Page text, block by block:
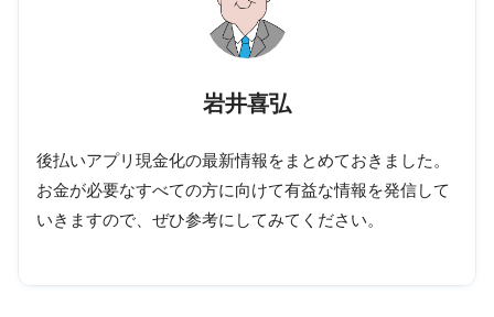
岩井喜弘
後払いアプリ現金化の最新情報をまとめておきました。
お金が必要なすべての方に向けて有益な情報を発信して
いきますので、ぜひ参考にしてみてください。